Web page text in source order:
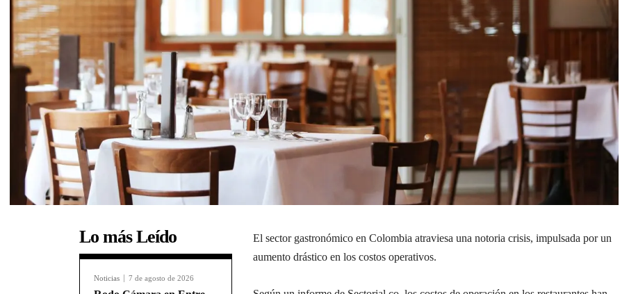
Lo más Leído
Noticias 7 de agosto de 2026
El sector gastronómico en Colombia atraviesa una notoria crisis, impulsada por un
aumento drástico en los costos operativos.